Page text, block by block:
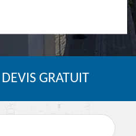
GRATUIT